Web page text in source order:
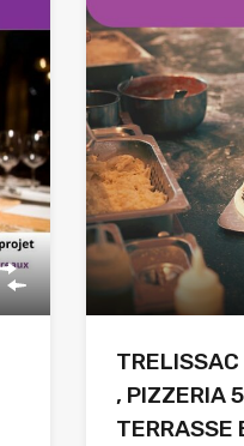
, PIZZERIA
TERRASSE